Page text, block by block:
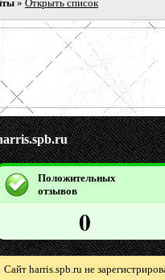
» Открыть список
Положительных
отзывов
0
Сайт harris.spb.ru не